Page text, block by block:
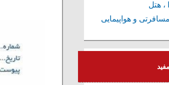
، هتل
و هواپیمایی